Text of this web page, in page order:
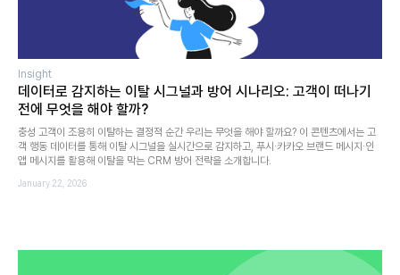
Insight
데이터로 감지하는 이탈 시그널과 방어 시나리오: 고객이 떠나기
전에 무엇을 해야 할까?
충성 고객이 조용히 이탈하는 결정적 순간 우리는 무엇을 해야 할까요? 이 콘텐츠에서는 고
객 행동 데이터를 통해 이탈 시그널을 실시간으로 감지하고, 푸시·카카오 브랜드 메시지·인
앱 메시지를 활용해 이탈을 막는 CRM 방어 전략을 소개합니다.
January 22, 2026